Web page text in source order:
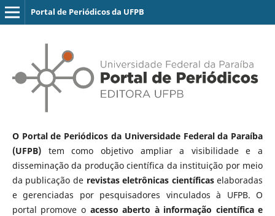
Portal de Periódicos da UFPB
O Portal de Periódicos da Universidade Federal da Paraíba
(UFPB)tem como objetivo ampliar a visibilidade e a
disseminação da produção científica da instituição por meio
da publicação de revistas eletrônicas científicaselaboradas
e gerenciadas por pesquisadores vinculados à UFPB. O
portal promove o acesso aberto à informação científica e